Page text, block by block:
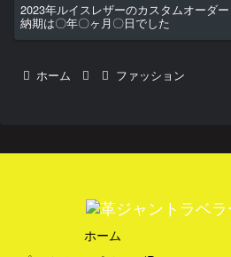
2023年ルイスレザーのカスタムオーダー
納期は〇年〇ヶ月〇日でした
ホーム ファッション
ホーム